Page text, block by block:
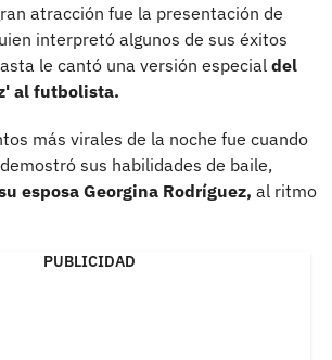
atracción fue la presentación de
interpretó algunos de sus éxitos
le cantó una versión especialdel
al futbolista.
más virales de la noche fue cuando
sus habilidades de baile,
esposa Georgina Rodríguez, al ritmo
PUBLICIDAD